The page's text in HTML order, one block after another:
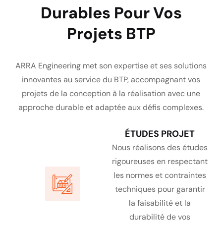
Durables Pour Vos
Projets BTP
ARRA Engineering met son expertise et ses solutions
innovantes au service du BTP, accompagnant vos
projets de la conception à la réalisation avec une
approche durable et adaptée aux défis complexes.
ÉTUDES PROJET
Nous réalisons des études
rigoureuses en respectant
les normes et contraintes
techniques pour garantir
la faisabilité et la
durabilité de vos